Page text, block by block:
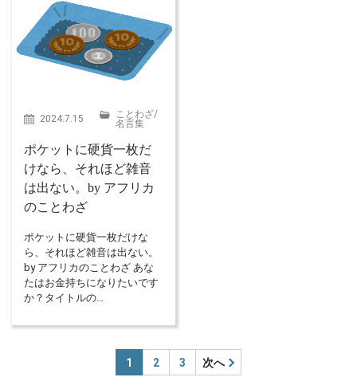
2024.7.15 ことわざ/
名言集
ポケットに硬貨一枚だ
けなら、それほど雑音
は出ない。by アフリカ
のことわざ
ポケットに硬貨一枚だけな
ら、それほど雑音は出ない。
by アフリカのことわざ あな
たはお金持ちになりたいです
か？タイトルの…
1 2 3 次へ